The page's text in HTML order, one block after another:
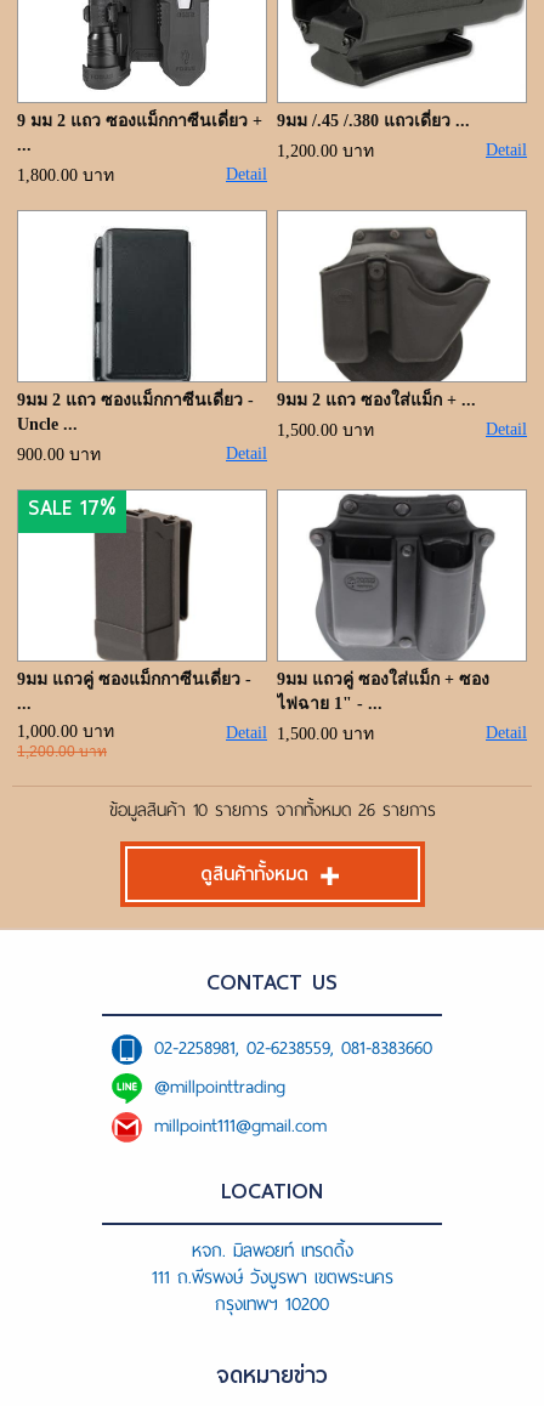
9 มม 2 แถว ซองแม็กกาซีนเดี่ยว +
...
1,800.00 บาท
Detail
9มม /.45 /.380 แถวเดี่ยว ...
1,200.00 บาท
Detail
9มม 2 แถว ซองแม็กกาซีนเดี่ยว -
Uncle ...
900.00 บาท
Detail
9มม 2 แถว ซองใส่แม็ก + ...
1,500.00 บาท
Detail
SALE 17%
9มม แถวคู่ ซองแม็กกาซีนเดี่ยว -
...
1,000.00 บาท
1,200.00 บาท
Detail
9มม แถวคู่ ซองใส่แม็ก + ซอง
ไฟฉาย 1" - ...
1,500.00 บาท
Detail
ข้อมูลสินค้า 10 รายการ จากทั้งหมด 26 รายการ
ดูสินค้าทั้งหมด
CONTACT US
02-2258981, 02-6238559, 081-8383660
@millpointtrading
millpoint111@gmail.com
LOCATION
หจก. มิลพอยท์ เทรดดิ้ง
111 ถ.พีรพงษ์ วังบูรพา เขตพระนคร
กรุงเทพฯ 10200
จดหมายข่าว